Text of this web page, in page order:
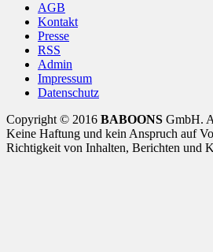
AGB
Kontakt
Presse
RSS
Admin
Impressum
Datenschutz
Copyright © 2016 BABOONS GmbH.
Keine Haftung und kein Anspruch auf
Richtigkeit von Inhalten, Berichten und